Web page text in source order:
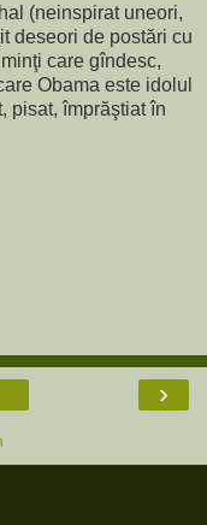
(neinspirat uneori,
deseori de postări cu
care gîndesc,
Obama este idolul
pisat, împrăştiat în
›